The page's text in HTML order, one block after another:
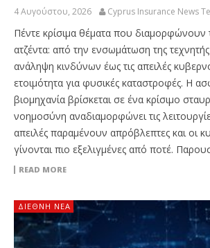
4 Αυγούστου, 2026 Cyprus Insurance News
Πέντε κρίσιμα θέματα που διαμορφώνουν
ατζέντα: από την ενσωμάτωση της
ανάληψη κινδύνων έως τις απειλές
ετοιμότητα για φυσικές καταστροφές. Η
βιομηχανία βρίσκεται σε ένα κρίσιμο
νοημοσύνη αναδιαμορφώνει τις
απειλές παραμένουν απρόβλεπτες και οι
γίνονται πιο εξελιγμένες από ποτέ.
READ MORE
ΔΙΕΘΝΉ ΝΈΑ